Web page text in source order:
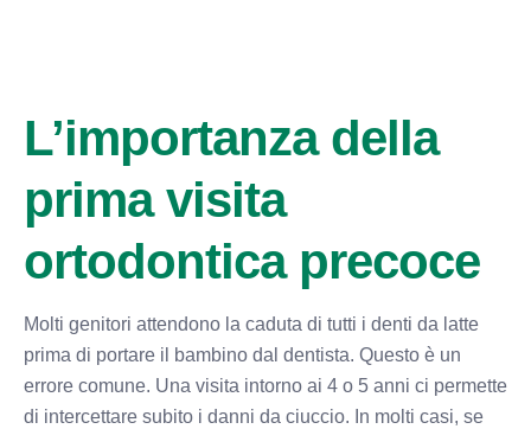
L’importanza della
prima visita
ortodontica precoce
Molti genitori attendono la caduta di tutti i denti da latte
prima di portare il bambino dal dentista. Questo è un
errore comune. Una visita intorno ai 4 o 5 anni ci permette
di intercettare subito i danni da ciuccio. In molti casi, se